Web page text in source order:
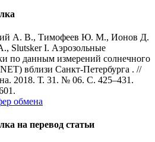
А. В., Тимофеев Ю. М., Ионов Д.
Slutsker I. Аэрозольные
по данным измерений солнечного
вблизи Санкт-Петербурга . //
2018. Т. 31. № 06. С. 425–431.
обмена
на перевод статьи